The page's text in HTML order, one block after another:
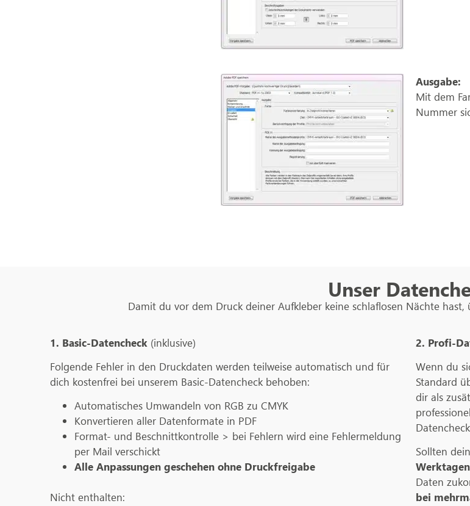
Ausgabe:
Mit dem
Nummer
Unser
Damit du vor dem Druck deiner Aufkleber keine schlaflosen Nächte
1. Basic-Datencheck (inklusive)
Folgende Fehler in den Druckdaten werden teilweise automatisch und für
dich kostenfrei bei unserem Basic-Datencheck behoben:
Automatisches Umwandeln von RGB zu CMYK
Konvertieren aller Datenformate in PDF
Format- und Beschnittkontrolle > bei Fehlern wird eine Fehlermeldung
per Mail verschickt
Alle Anpassungen geschehen ohne Druckfreigabe
Nicht enthalten:
2. Profi-
Wenn du
Standard
dir als
Sollten
Daten
bei